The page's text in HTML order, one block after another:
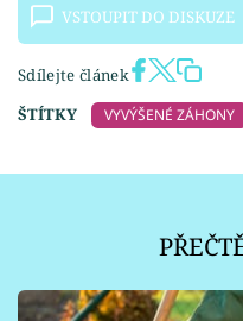
VSTOUPIT DO DISKUZE
Sdílejte článek
ŠTÍTKY
VYVÝŠENÉ ZÁHONY